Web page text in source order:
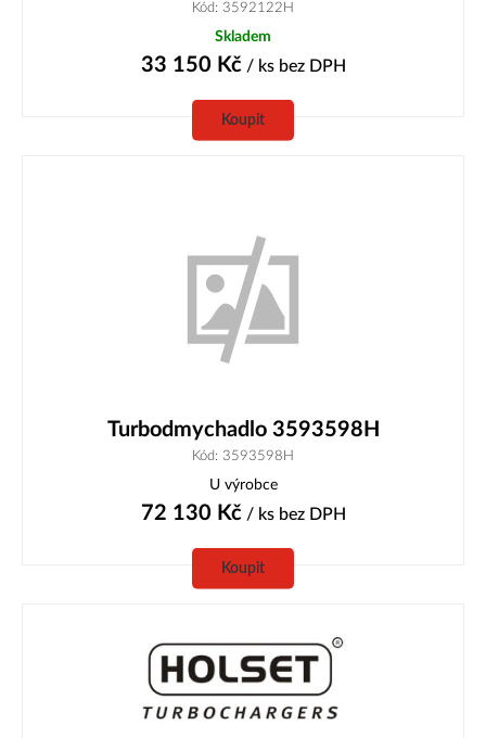
Kód: 3592122H
Skladem
33 150 Kč/ ks bez DPH
Koupit
Turbodmychadlo 3593598H
Kód: 3593598H
U výrobce
72 130 Kč/ ks bez DPH
Koupit